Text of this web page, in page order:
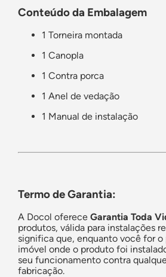
Conteúdo da Embalagem
1 Torneira montada
1 Canopla
1 Contra porca
1 Anel de vedação
1 Manual de instalação
Termo de Garantia:
A Docol oferece Garantia Toda
produtos, válida para instalações
significa que, enquanto você for o
imóvel onde o produto foi
seu funcionamento contra
fabricação.